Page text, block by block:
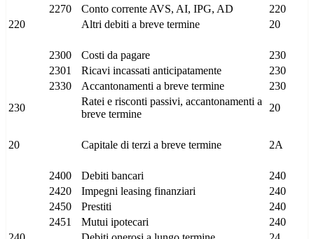
2270 Conto corrente AVS, AI, IPG, AD
220
220
Altri debiti a breve termine 20
2300 Costi da pagare
230
2301
Ricavi incassati anticipatamente
230
2330
Accantonamenti a breve termine
230
230
Ratei e risconti passivi, accantonamenti a
breve termine
20
20 Capitale di terzi a breve termine 2A
2400 Debiti bancari
240
2420
Impegni leasing finanziari
240
2450
Prestiti
240
2451
Mutui ipotecari
240